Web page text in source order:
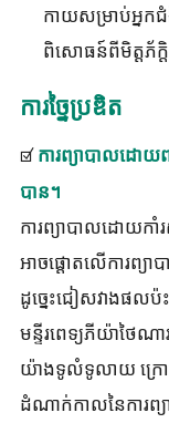
កាយសម្រាប់អ្នកជំ
ពិសោធន៍ពីមិត្តភ័ក្
ការច្នៃប្រឌិត
☑ការព្យាបាលដោ
បាន។
ការព្យាបាលដោយក
អាចផ្តោតលើការព្
ដូច្នេះជៀសវាងផលប៉
មន្ទីរពេទ្យភីយ៉ាថៃណ
យ៉ាងទូលំទូលាយ ក្រោ
ដំណាក់កាលនៃការព្